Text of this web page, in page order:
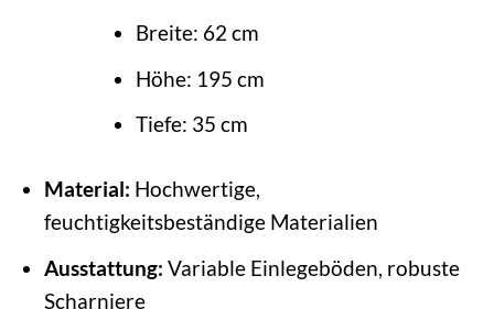
Breite: 62 cm
Höhe: 195 cm
Tiefe: 35 cm
Material: Hochwertige,
feuchtigkeitsbeständige Materialien
Ausstattung: Variable Einlegeböden, robuste
Scharniere